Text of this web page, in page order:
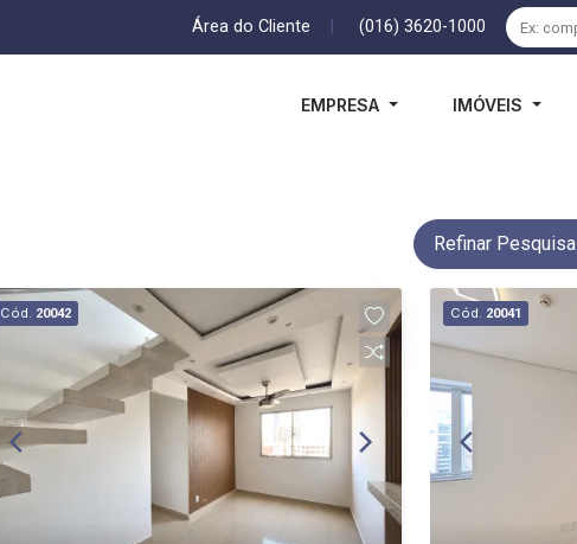
Área do Cliente (016) 3620-1000
EMPRESA IMÓVEIS
Refinar Pesquisa
Cód. 20042 Cód. 20041